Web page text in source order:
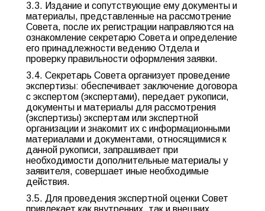
3.3. Издание и сопутствующие ему документы и
материалы, представленные на рассмотрение
Совета, после их регистрации направляются на
ознакомление секретарю Совета и определение
его принадлежности ведению Отдела и
проверку правильности оформления заявки.
3.4. Секретарь Совета организует проведение
экспертизы: обеспечивает заключение договора
с экспертом (экспертами), передает рукописи,
документы и материалы для рассмотрения
(экспертизы) экспертам или экспертной
организации и знакомит их с информационными
материалами и документами, относящимися к
данной рукописи, запрашивает при
необходимости дополнительные материалы у
заявителя, совершает иные необходимые
действия.
3.5. Для проведения экспертной оценки Совет
привлекает как внутренних, так и внешних